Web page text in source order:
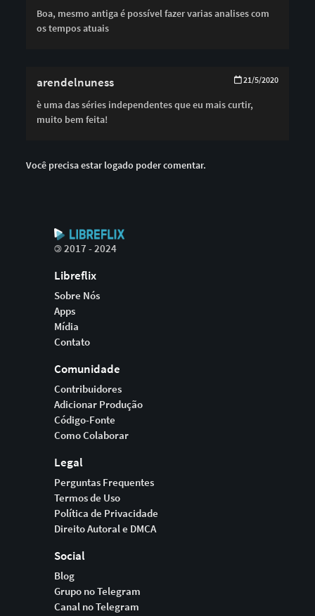
Boa, mesmo antiga é possível fazer varias analises com
os tempos atuais
arendelnuness 21/5/2020
è uma das séries independentes que eu mais curtir,
muito bem feita!
Você precisa estar logado poder comentar.
©2017 - 2024
Libreflix
Sobre Nós
Apps
Mídia
Contato
Comunidade
Contribuidores
Adicionar Produção
Código-Fonte
Como Colaborar
Legal
Perguntas Frequentes
Termos de Uso
Política de Privacidade
Direito Autoral e DMCA
Social
Blog
Grupo no Telegram
Canal no Telegram